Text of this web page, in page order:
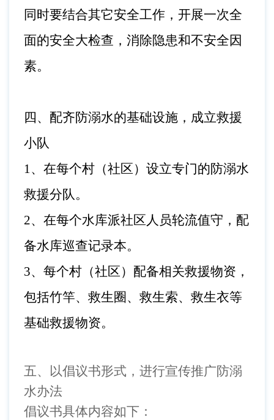
同时要结合其它安全工作，开展一次全
面的安全大检查，消除隐患和不安全因
素。
四、 配齐防溺水的基础设施，成立救援
小队
1、 在每个村（社区）设立专门的防溺水
救援分队。
2、 在每个水库派社区人员轮流值守，配
备水库巡查记录本。
3、 每个村（社区）配备相关救援物资，
包括竹竿、救生圈、救生索、救生衣等
基础救援物资。
五、
以倡议书形式，进行宣传推广防溺
水办法
倡议书具体内容如下：